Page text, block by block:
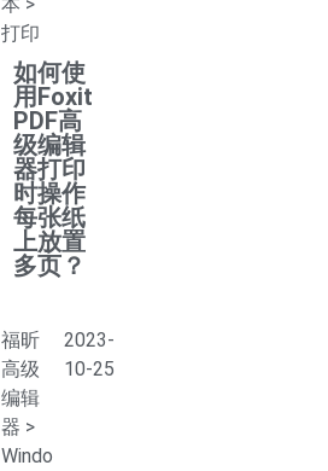
本 >
打印
如何使
用Foxit
PDF高
级编辑
器打印
时操作
每张纸
上放置
多页？
福昕
高级
编辑
器 >
Windo
2023-
10-25